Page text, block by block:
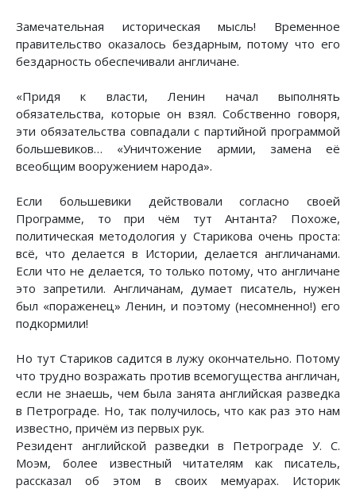
Замечательная историческая мысль! Временное
правительство оказалось бездарным, потому что его
бездарность обеспечивали англичане.
«Придя к власти, Ленин начал выполнять
обязательства, которые он взял. Собственно говоря,
эти обязательства совпадали с партийной программой
большевиков… «Уничтожение армии, замена её
всеобщим вооружением народа».
Если большевики действовали согласно своей
Программе, то при чём тут Антанта? Похоже,
политическая методология у Старикова очень проста:
всё, что делается в Истории, делается англичанами.
Если что не делается, то только потому, что англичане
это запретили. Англичанам, думает писатель, нужен
был «пораженец» Ленин, и поэтому (несомненно!) его
подкормили!
Но тут Стариков садится в лужу окончательно. Потому
что трудно возражать против всемогущества англичан,
если не знаешь, чем была занята английская разведка
в Петрограде. Но, так получилось, что как раз это нам
известно, причём из первых рук.
Резидент английской разведки в Петрограде У. С.
Моэм, более известный читателям как писатель,
рассказал об этом в своих мемуарах. Историк